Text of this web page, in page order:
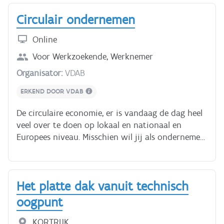
soorten zonnepanelen en hun werking - opbouw
van een huishoudelijke installatie met
zonnepanelen - de verschillende
installatiemogelijkheden - aanpassingen aan de
elektrische installatie Je hebt ongeveer 3 uur
Circulair ondernemen
Online
Voor Werkzoekende, Werknemer
Organisator:VDAB
ERKEND DOOR VDAB
De circulaire economie, er is vandaag de dag heel
veel over te doen op lokaal en nationaal en
Europees niveau. Misschien wil jij als ondernemer
afvalberg verkleinen, maar weet je niet hoe eraan
te beginnen? Of vraag je je af wat je precies kan
doen om jouw onderneming circulair te maken?
En of er ook een keerzijde is aan de medaille? Dan
vind je zeker antwoorden in deze online cursus. Je
maakt kennis met het circulair ondernemerschap
Het platte dak vanuit technisch
oogpunt